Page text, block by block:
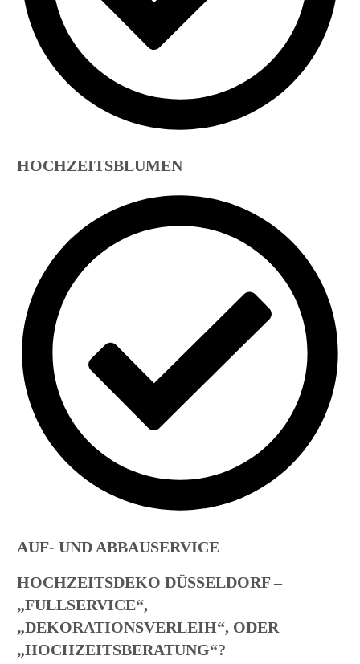
HOCHZEITSBLUMEN
AUF- UND ABBAUSERVICE
HOCHZEITSDEKO DÜSSELDORF –
„FULLSERVICE“,
„DEKORATIONSVERLEIH“, ODER
„HOCHZEITSBERATUNG“?